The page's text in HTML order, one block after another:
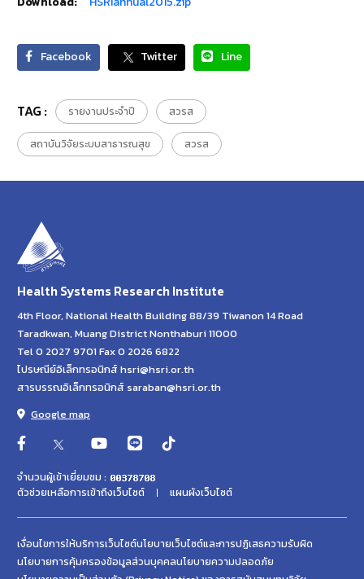
Facebook Twitter Line
TAG : รายงานประจำปี สวรส
สถาบันวิจัยระบบสาธารณสุข สวรส
Health Systems Research Institute
4th Floor, National Health Building 88/39 Tiwanon 14 Road
Taradkwan, Muang District Nonthaburi 11000
Tel 0 2027 9701 Fax 0 2026 6822
ไปรษณีย์อิเล็กทรอนิกส์ hsri@hsri.or.th
สารบรรณอิเล็กทรอนิกส์ saraban@hsri.or.th
Google map
จำนวนผู้เข้าเยี่ยมชม :
ตัวช่วยเหลือการเข้าถึงเว็บไซต์
แผนผังเว็บไซต์
เงื่อนไขการให้บริการเว็บไซต์นโยบายเว็บไซต์และการปฏิเสธความรับผิด
นโยบายการคุ้มครองข้อมูลส่วนบุคคลนโยบายความปลอดภัย